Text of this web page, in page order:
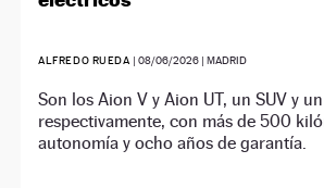
ALFREDO RUEDA | 08/06/2026| MADRID
Son los Aion V y Aion UT, un SUV y
respectivamente, con más de 500
autonomía y ocho años de garantía.